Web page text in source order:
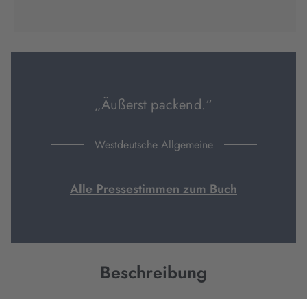
Tab
Tab
Tab
„Äußerst packend.“
Westdeutsche Allgemeine
Alle Pressestimmen zum Buch
Beschreibung